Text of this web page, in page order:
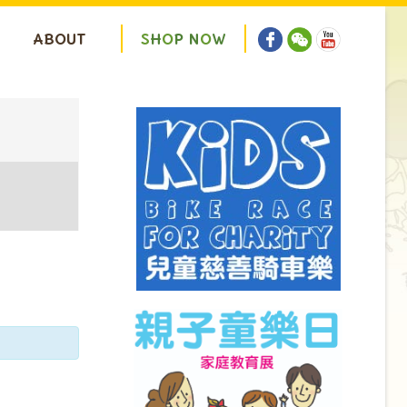
ABOUT SHOP NOW